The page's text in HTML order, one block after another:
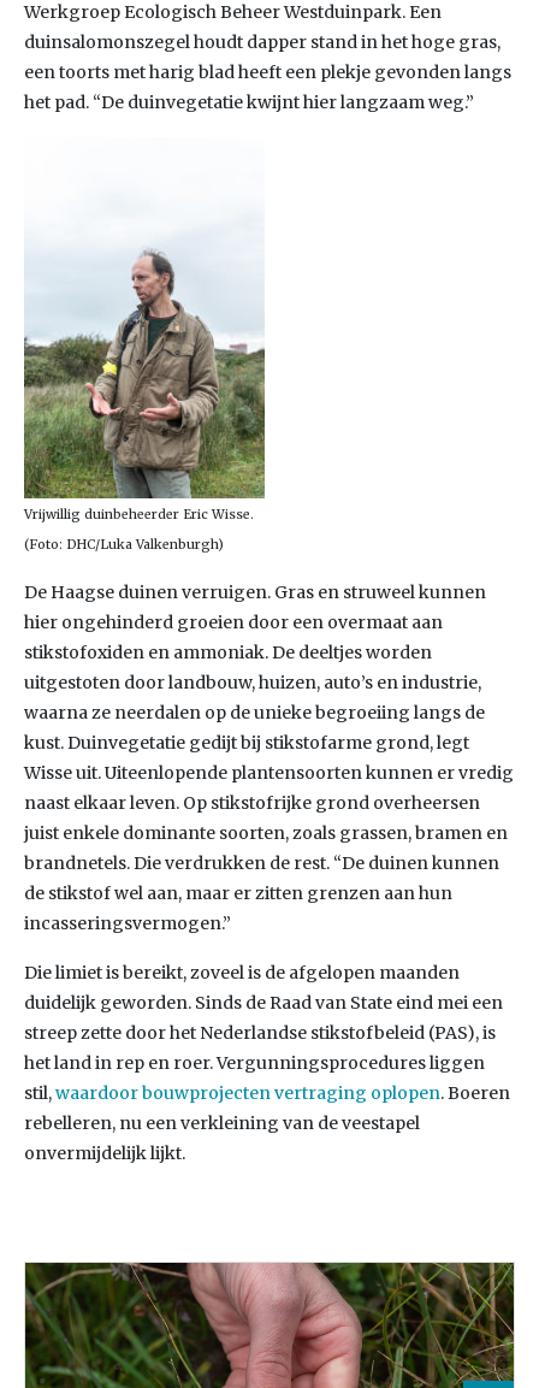
Werkgroep Ecologisch Beheer Westduinpark. Een
duinsalomonszegel houdt dapper stand in het hoge gras,
een toorts met harig blad heeft een plekje gevonden langs
het pad. “De duinvegetatie kwijnt hier langzaam weg.”
Vrijwillig duinbeheerder Eric Wisse.
(Foto: DHC/Luka Valkenburgh)
De Haagse duinen verruigen. Gras en struweel kunnen
hier ongehinderd groeien door een overmaat aan
stikstofoxiden en ammoniak. De deeltjes worden
uitgestoten door landbouw, huizen, auto’s en industrie,
waarna ze neerdalen op de unieke begroeiing langs de
kust. Duinvegetatie gedijt bij stikstofarme grond, legt
Wisse uit. Uiteenlopende plantensoorten kunnen er vredig
naast elkaar leven. Op stikstofrijke grond overheersen
juist enkele dominante soorten, zoals grassen, bramen en
brandnetels. Die verdrukken de rest. “De duinen kunnen
de stikstof wel aan, maar er zitten grenzen aan hun
incasseringsvermogen.”
Die limiet is bereikt, zoveel is de afgelopen maanden
duidelijk geworden. Sinds de Raad van State eind mei een
streep zette door het Nederlandse stikstofbeleid (PAS), is
het land in rep en roer. Vergunningsprocedures liggen
stil,waardoor bouwprojecten vertraging oplopen. Boeren
rebelleren, nu een verkleining van de veestapel
onvermijdelijk lijkt.